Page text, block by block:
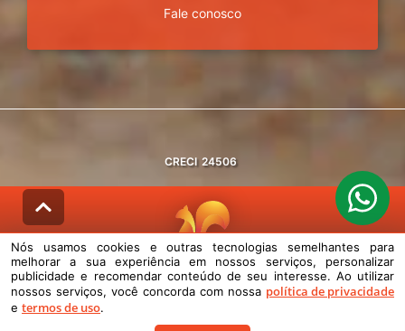
Fale conosco
CRECI 24506
© DESENVOLVIDO PELAAGIL.NET
Nós usamos cookies e outras tecnologias semelhantes para melhorar a
sua experiência em nossos serviços, personalizar publicidade e
Nós usamos cookies e outras tecnologias semelhantes para
melhorar a sua experiência em nossos serviços, personalizar
publicidade e recomendar conteúdo de seu interesse. Ao utilizar
nossos serviços, você concorda com nossa política de privacidade
e termos de uso.